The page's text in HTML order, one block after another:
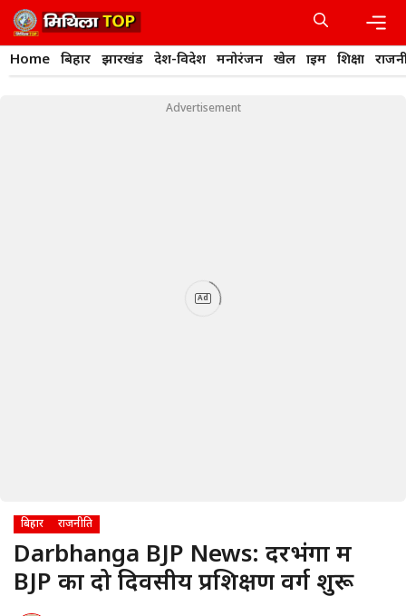
Skip
to
content
Home बिहार झारखंड देश-विदेश मनोरंजन खेल क्राइम शिक्षा
Advertisement
Ad
बिहार राजनीति
Darbhanga BJP News: दरभंगा में
BJP का दो दिवसीय प्रशिक्षण वर्ग शुरू